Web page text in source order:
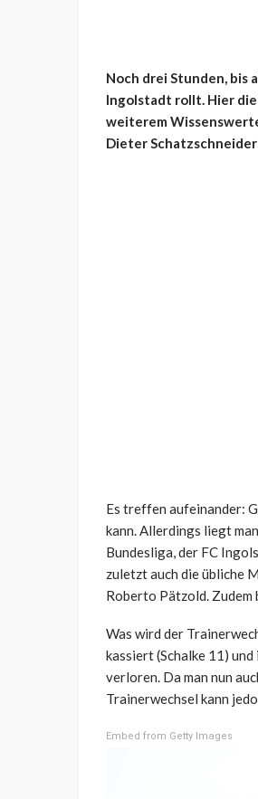
Noch drei Stunden, bis
Ingolstadt rollt. Hier
weiterem
Dieter
Es treffen aufeinander:
kann. Allerdings liegt
Bundesliga, der FC
zuletzt auch die übliche
Roberto Pätzold. Zudem
Was wird der
kassiert (Schalke 11)
verloren. Da man nun
Trainerwechsel kann
Embed from Getty Images